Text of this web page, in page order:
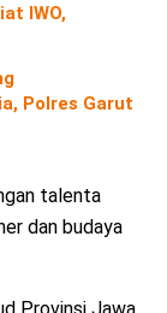
IWO,
Polres Garut
talenta
dan budaya
Provinsi Jawa